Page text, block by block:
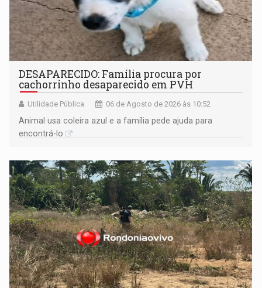
DESAPARECIDO: Família procura por
cachorrinho desaparecido em PVH
Utilidade Pública 06 de Agosto de 2026 às 10:52
Animal usa coleira azul e a família pede ajuda para
encontrá-lo